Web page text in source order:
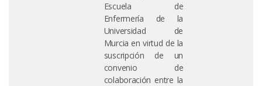
Escuela de
Enfermería de la
Universidad de
Murcia en virtud de la
suscripción de un
convenio de
colaboración entre la